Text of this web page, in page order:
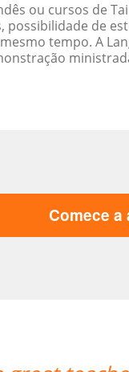
ou cursos de
possibilidade de
tempo. A
Comece a